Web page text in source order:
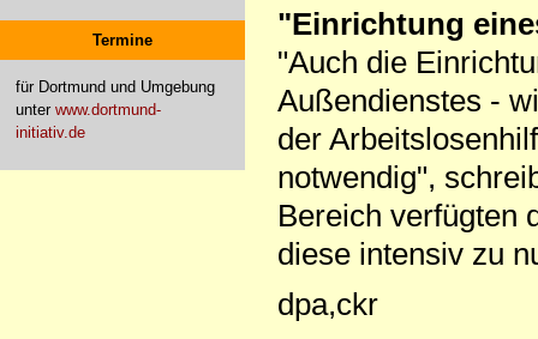
Termine
für Dortmund und Umgebung
unter www.dortmund-
initiativ.de
"Einrichtung
"Auch die
Außendienstes -
der
notwendig",
Bereich verfügten
diese intensiv zu
dpa,ckr